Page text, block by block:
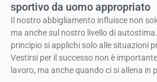
sportivo da uomo appropriato
Il nostro abbigliamento influisce non
ma anche sul nostro livello di
principio si applichi solo alle situazioni
Vestirsi per il successo non è
lavoro, ma anche quando ci si allena in